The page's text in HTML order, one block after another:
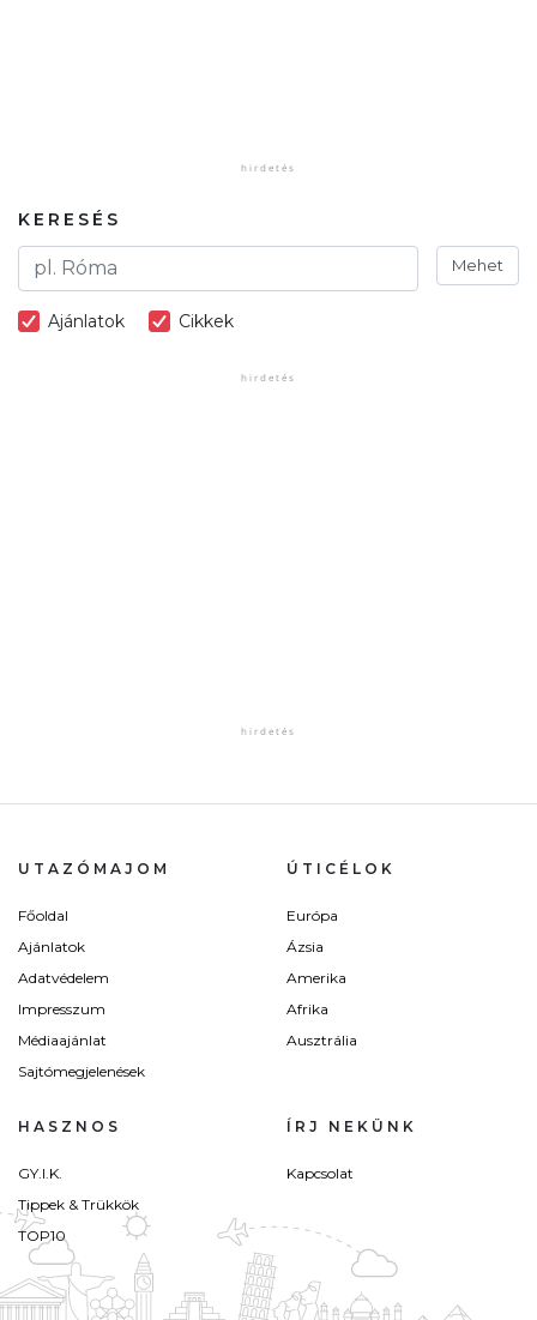
KERESÉS
Mehet
Ajánlatok Cikkek
UTAZÓMAJOM
Főoldal
Ajánlatok
Adatvédelem
Impresszum
Médiaajánlat
Sajtómegjelenések
ÚTICÉLOK
Európa
Ázsia
Amerika
Afrika
Ausztrália
HASZNOS
GY.I.K.
Tippek & Trükkök
TOP10
ÍRJ NEKÜNK
Kapcsolat